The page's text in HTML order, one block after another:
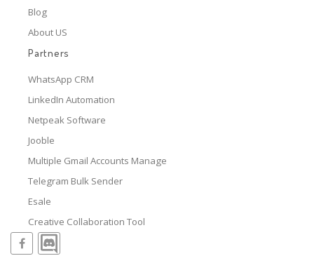
Blog
About US
Partners
WhatsApp CRM
LinkedIn Automation
Netpeak Software
Jooble
Multiple Gmail Accounts Manage
Telegram Bulk Sender
Esale
Creative Collaboration Tool